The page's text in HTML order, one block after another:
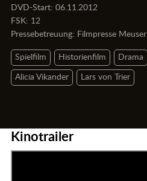
DVD-Start: 06.11.2012
FSK: 12
Pressebetreuung: Filmpresse Meuser
Spielfilm
Historienfilm Drama
Alicia Vikander
Lars von Trier
Kinotrailer